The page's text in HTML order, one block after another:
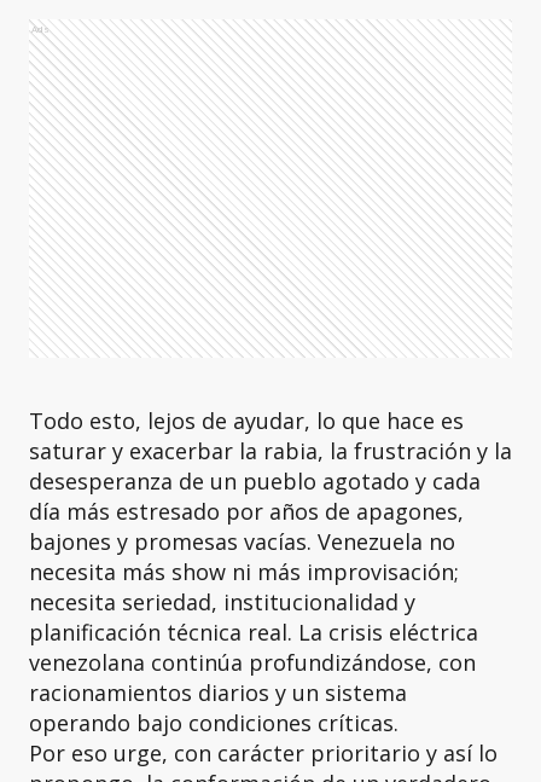
Ads
Todo esto, lejos de ayudar, lo que hace es
saturar y exacerbar la rabia, la frustración y la
desesperanza de un pueblo agotado y cada
día más estresado por años de apagones,
bajones y promesas vacías. Venezuela no
necesita más show ni más improvisación;
necesita seriedad, institucionalidad y
planificación técnica real. La crisis eléctrica
venezolana continúa profundizándose, con
racionamientos diarios y un sistema
operando bajo condiciones críticas.
Por eso urge, con carácter prioritario y así lo